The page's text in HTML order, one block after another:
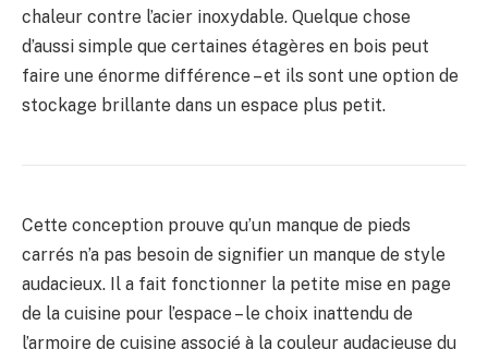
chaleur contre l’acier inoxydable. Quelque chose
d’aussi simple que certaines étagères en bois peut
faire une énorme différence – et ils sont une option de
stockage brillante dans un espace plus petit.
Cette conception prouve qu’un manque de pieds
carrés n’a pas besoin de signifier un manque de style
audacieux. Il a fait fonctionner la petite mise en page
de la cuisine pour l’espace – le choix inattendu de
l’armoire de cuisine associé à la couleur audacieuse du